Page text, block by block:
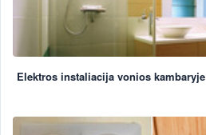
Elektros instaliacija vonios kambaryje